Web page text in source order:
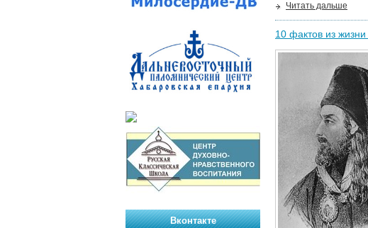
Читать дальше
10 фактов из
Вконтакте